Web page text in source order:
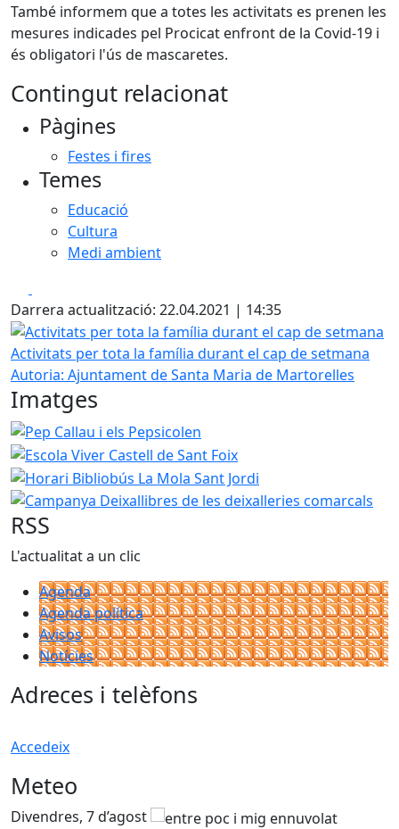
També informem que a totes les activitats es prenen les
mesures indicades pel Procicat enfront de la Covid-19 i
és obligatori l'ús de mascaretes.
Contingut relacionat
Pàgines
Festes i fires
Temes
Educació
Cultura
Medi ambient
Darrera actualització: 22.04.2021 | 14:35
Activitats per tota la família durant el cap de setmana
Activitats per tota la família durant el cap de setmana
Autoria: Ajuntament de Santa Maria de Martorelles
Imatges
Pep Callau i els Pepsicolen
Horari Bibliobús La
RSS
L'actualitat a un clic
Agenda
Agenda política
Avisos
Notícies
Adreces i telèfons
Accedeix
Meteo
Divendres, 7 d’agost